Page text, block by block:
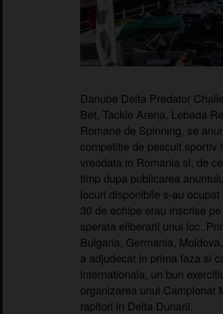
Danube Delta Predator
Bet, Tackle Arena, Lebada
Romane de Spinning, se
competitie de pescuit sportiv
vreodata in Romania si, de
timp dupa publicarea
locuri disponibile s-au
30 de echipe erau inscrise
sperata eliberarii unui loc.
Bulgaria, Germania,
a adjudecat in prima faza si
internationala, un bun
organizarea unui Campionat
rapitori in Delta Dunarii.